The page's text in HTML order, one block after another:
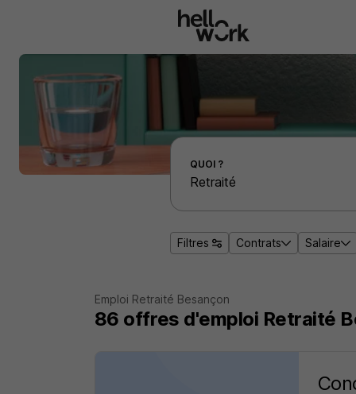
Effectuer une recherche d'emploi par localité
QUOI ?
Filtres Contrats Salaire
Emploi Retraité Besançon
86 offres d'emploi Retraité